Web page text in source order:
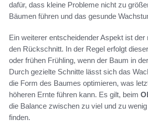
dafür, dass kleine Probleme nicht zu
Bäumen führen und das gesunde
Ein weiterer entscheidender Aspekt ist der
den Rückschnitt. In der Regel erfolgt
oder frühen Frühling, wenn der Baum in
Durch gezielte Schnitte lässt sich das
die Form des Baumes optimieren, was
höheren Ernte führen kann. Es gilt, beim
die Balance zwischen zu viel und zu
finden.